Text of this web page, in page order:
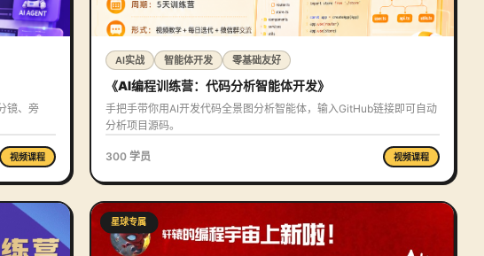
镜、旁
视频课程
AI实战 智能体开发 零基础友好
《AI编程训练营：代码分析智能体开发》
手把手带你用AI开发代码全景图分析智能体，输入GitHub链接即可自动
分析项目源码。
300 学员 视频课程
星球专属